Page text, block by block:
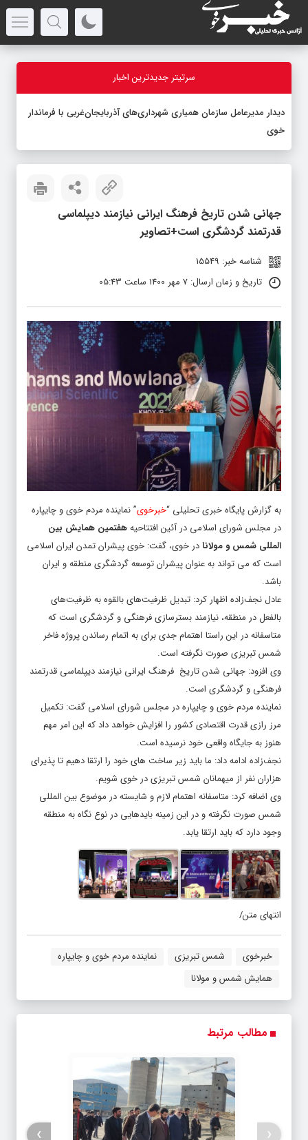
سرتیتر جدیدترین اخبار
دیدار مدیرعامل سازمان همیاری شهرداری‌های آذربایجان‌غربی با فرماندار
خوی
جهانی شدن تاریخ فرهنگ ایرانی نیازمند دیپلماسی
قدرتمند گردشگری است+تصاویر
شناسه خبر: 15549
تاریخ و زمان ارسال: 7 مهر 1400 ساعت 05:43
به گزارش پایگاه خبری تحلیلی “خبرخوی” نماینده مردم خوی و چایپاره
در مجلس شورای اسلامی در آئین افتتاحیههفتمین همایش بین
المللی شمس و مولانادر خوی، گفت: خوی پیشران تمدن ایران اسلامی
است که می تواند به عنوان پیشران توسعه گردشگری منطقه و ایران
باشد.
عادل نجف‌زاده اظهار کرد: تبدیل ظرفیت‌های بالقوه به ظرفیت‌های
بالفعل در منطقه، نیازمند بسترسازی فرهنگی و گردشگری است که
متاسفانه در این راستا اهتمام جدی برای به اتمام رساندن پروژه فاخر
شمس تبریزی صورت نگرفته است.
وی افزود: جهانی شدن تاریخ فرهنگ ایرانی نیازمند دیپلماسی قدرتمند
فرهنگی و گردشگری است.
نماینده مردم خوی و چایپاره در مجلس شورای اسلامی گفت: تکمیل
مرز رازی قدرت اقتصادی کشور را افزایش خواهد داد که این امر مهم
هنوز به جایگاه واقعی خود نرسیده است.
نجف‌زاده ادامه داد: ما باید زیر ساخت های خود را ارتقا دهیم تا پذیرای
هزاران نفر از میهمانان شمس تبریزی در خوی شویم.
وی اضافه کرد: متاسفانه اهتمام لازم و شایسته در موضوع بین المللی
شمس صورت نگرفته و در این زمینه بایدهایی در نوع نگاه به منطقه
وجود دارد که باید ارتقا یابد.
انتهای متن/
خبرخوی شمس تبریزی
نماینده مردم خوی و چایپاره
همایش شمس و مولانا
مطالب مرتبط
‹
›